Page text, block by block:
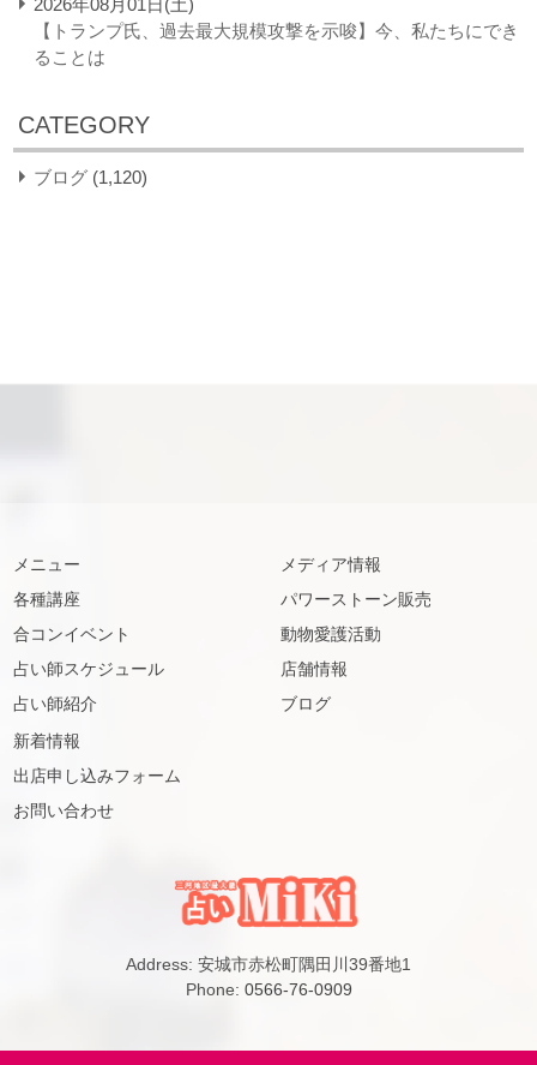
2026年08月01日(土)
【トランプ氏、過去最大規模攻撃を示唆】今、私たちにでき
ることは
CATEGORY
ブログ (1,120)
メニュー
各種講座
合コンイベント
占い師スケジュール
占い師紹介
メディア情報
パワーストーン販売
動物愛護活動
店舗情報
ブログ
新着情報
出店申し込みフォーム
お問い合わせ
Address: 安城市赤松町隅田川39番地1
Phone: 0566-76-0909